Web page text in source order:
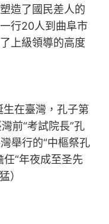
造了國民差人的
行20人到曲阜市
上級領導的高度
在臺灣，孔子第
前“考試院長”孔
舉行的“中樞祭孔
“年夜成至圣先
）